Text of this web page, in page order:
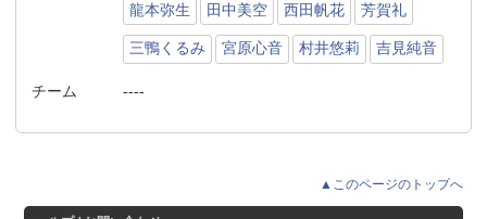
龍本弥生 田中美空 西田帆花 芳賀礼
三鴨くるみ 宮原心音 村井悠莉 吉見純音
チーム ----
▲このページのトップへ